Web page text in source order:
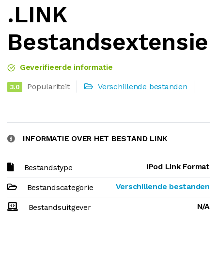
.LINK
Bestandsextensie
Geverifieerde informatie
3.0 Populariteit Verschillende bestanden
INFORMATIE OVER HET BESTAND LINK
Bestandstype IPod Link Format
Bestandscategorie Verschillende bestanden
Bestandsuitgever N/A